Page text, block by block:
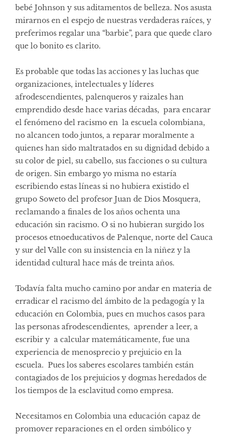
bebé Johnson y sus aditamentos de belleza. Nos asusta
mirarnos en el espejo de nuestras verdaderas raíces, y
preferimos regalar una “barbie”, para que quede claro
que lo bonito es clarito.
Es probable que todas las acciones y las luchas que
organizaciones, intelectuales y líderes
afrodescendientes, palenqueros y raizales han
emprendido desde hace varias décadas, para encarar
el fenómeno del racismo en la escuela colombiana,
no alcancen todo juntos, a reparar moralmente a
quienes han sido maltratados en su dignidad debido a
su color de piel, su cabello, sus facciones o su cultura
de origen. Sin embargo yo misma no estaría
escribiendo estas líneas si no hubiera existido el
grupo Soweto del profesor Juan de Dios Mosquera,
reclamando a finales de los años ochenta una
educación sin racismo. O si no hubieran surgido los
procesos etnoeducativos de Palenque, norte del Cauca
y sur del Valle con su insistencia en la niñez y la
identidad cultural hace más de treinta años.
Todavía falta mucho camino por andar en materia de
erradicar el racismo del ámbito de la pedagogía y la
educación en Colombia, pues en muchos casos para
las personas afrodescendientes, aprender a leer, a
escribir y a calcular matemáticamente, fue una
experiencia de menosprecio y prejuicio en la
escuela. Pues los saberes escolares también están
contagiados de los prejuicios y dogmas heredados de
los tiempos de la esclavitud como empresa.
Necesitamos en Colombia una educación capaz de
promover reparaciones en el orden simbólico y